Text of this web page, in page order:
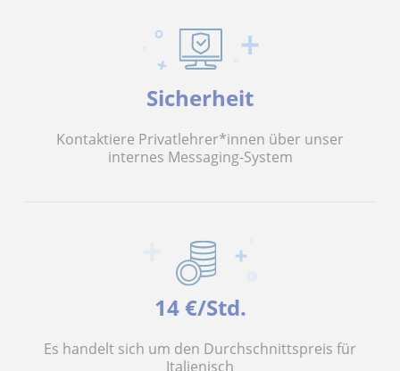
Sicherheit
Kontaktiere Privatlehrer*innen über unser
internes Messaging-System
14 €/Std.
Es handelt sich um den Durchschnittspreis für
Italienisch